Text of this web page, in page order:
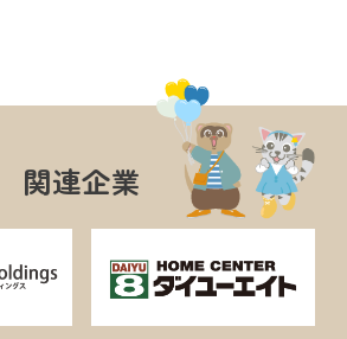
関連企業